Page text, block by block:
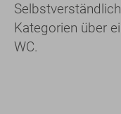
Kategorien über
WC.